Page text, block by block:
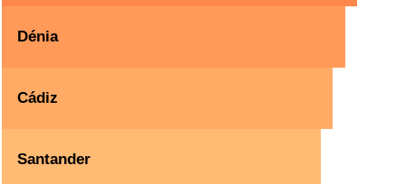
Dénia
Cádiz
Santander